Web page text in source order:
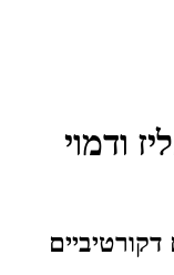
ודמוי
דקורטיביים